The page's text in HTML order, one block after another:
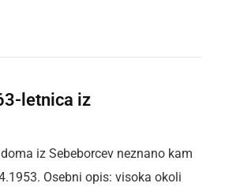
letnica iz
iz Sebeborcev neznano kam
Osebni opis: visoka okoli